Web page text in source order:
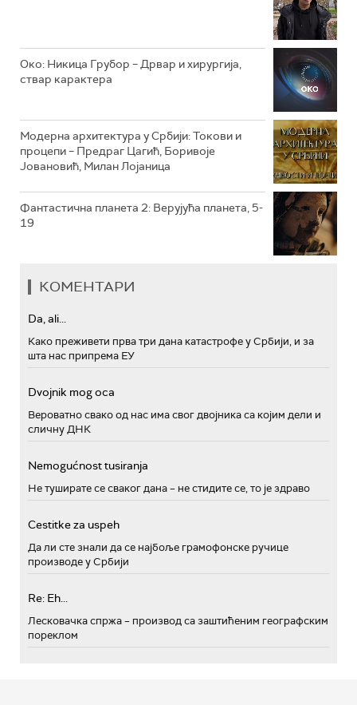
Око: Никица Грубор – Дрвар и хирургија,
ствар карактера
Модерна архитектура у Србији: Токови и
процепи – Предраг Цагић, Боривоје
Јовановић, Милан Лојаница
Фантастична планета 2: Верујућа планета, 5-
19
КОМЕНТАРИ
Da, ali...
Како преживети прва три дана катастрофе у Србији, и за
шта нас припрема ЕУ
Dvojnik mog oca
Вероватно свако од нас има свог двојника са којим дели и
сличну ДНК
Nemogućnost tusiranja
Не туширате се сваког дана – не стидите се, то је здраво
Cestitke za uspeh
Да ли сте знали да се најбоље грамофонске ручице
производе у Србији
Re: Eh...
Лесковачка спржа – производ са заштићеним географским
пореклом